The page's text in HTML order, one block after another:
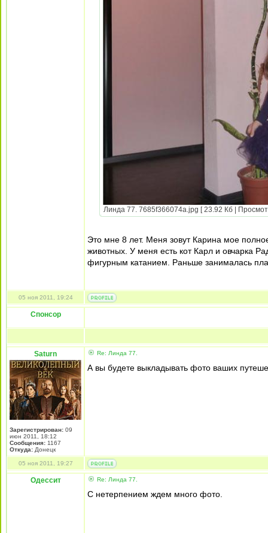
Линда 77. 7685f366074a.jpg [ 23.92 Кб |
Это мне 8 лет. Меня зовут Карина мое
животных. У меня есть кот Карл и овчарка
фигурным катанием. Раньше занималась
05 ноя 2011, 19:24
Спонсор
Saturn
Зарегистрирован: 09
июн 2011, 18:12
Сообщения: 1167
Откуда: Донецк
Re: Линда 77.
А вы будете выкладывать фото ваших
05 ноя 2011, 19:27
Одессит Re: Линда 77.
С нетерпением ждем много фото.